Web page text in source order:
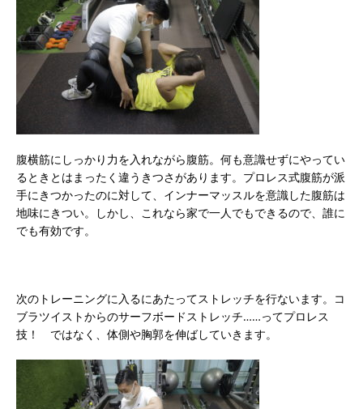
腹横筋にしっかり力を入れながら腹筋。何も意識せずにやってい
るときとはまったく違うきつさがあります。プロレス式腹筋が派
手にきつかったのに対して、インナーマッスルを意識した腹筋は
地味にきつい。しかし、これなら家で一人でもできるので、誰に
でも有効です。
次のトレーニングに入るにあたってストレッチを行ないます。コ
ブラツイストからのサーフボードストレッチ……ってプロレス
技！ ではなく、体側や胸郭を伸ばしていきます。